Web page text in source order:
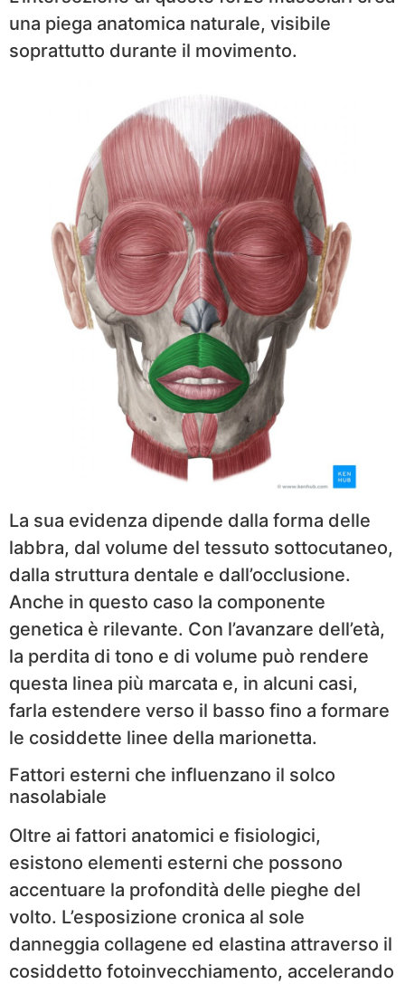
una piega anatomica naturale, visibile
soprattutto durante il movimento.
La sua evidenza dipende dalla forma delle
labbra, dal volume del tessuto sottocutaneo,
dalla struttura dentale e dall’occlusione.
Anche in questo caso la componente
genetica è rilevante. Con l’avanzare dell’età,
la perdita di tono e di volume può rendere
questa linea più marcata e, in alcuni casi,
farla estendere verso il basso fino a formare
le cosiddette linee della marionetta.
Fattori esterni che influenzano il solco
nasolabiale
Oltre ai fattori anatomici e fisiologici,
esistono elementi esterni che possono
accentuare la profondità delle pieghe del
volto. L’esposizione cronica al sole
danneggia collagene ed elastina attraverso il
cosiddetto fotoinvecchiamento, accelerando